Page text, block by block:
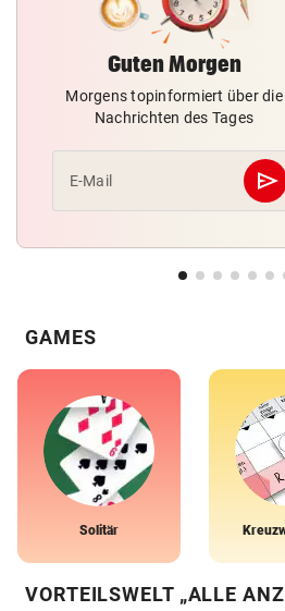
Guten Morgen
Morgens topinformiert über die
Nachrichten des Tages
E-Mail send
GAMES
Solitär
VORTEILSWELT „ALLE